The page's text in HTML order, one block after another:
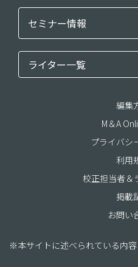
セミナー情報
ライター一覧
編集
M＆A
プライバシ
利用
校正担当者＆
掲載
お問い
※本サイトに述べられている内容